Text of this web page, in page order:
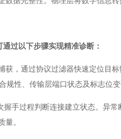
过以下步骤实现精准诊断：
获，通过协议过滤器快速定位目
规性、传输层端口状态及标志位变
握手过程判断连接建立状态。异
量。